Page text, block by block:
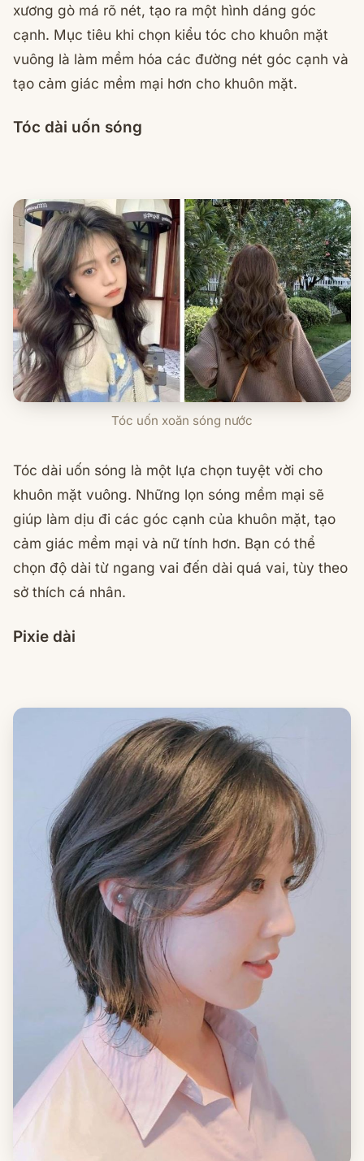
xương gò má rõ nét, tạo ra một hình dáng góc
cạnh. Mục tiêu khi chọn kiểu tóc cho khuôn mặt
vuông là làm mềm hóa các đường nét góc cạnh và
tạo cảm giác mềm mại hơn cho khuôn mặt.
Tóc dài uốn sóng
Tóc uốn xoăn sóng nước
Tóc dài uốn sóng là một lựa chọn tuyệt vời cho
khuôn mặt vuông. Những lọn sóng mềm mại sẽ
giúp làm dịu đi các góc cạnh của khuôn mặt, tạo
cảm giác mềm mại và nữ tính hơn. Bạn có thể
chọn độ dài từ ngang vai đến dài quá vai, tùy theo
sở thích cá nhân.
Pixie dài